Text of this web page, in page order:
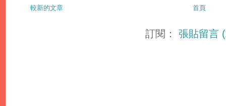
較新的文章 首頁
訂閱：張貼留言